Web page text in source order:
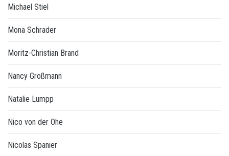
Michael Stiel
Mona Schrader
Moritz-Christian Brand
Nancy Großmann
Natalie Lumpp
Nico von der Ohe
Nicolas Spanier